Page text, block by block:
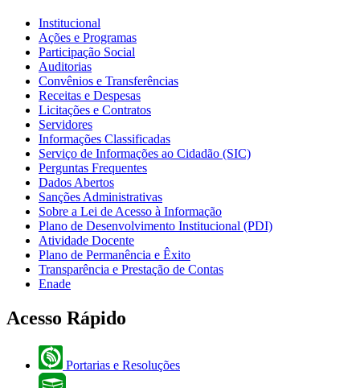
Institucional
Ações e Programas
Participação Social
Auditorias
Convênios e Transferências
Receitas e Despesas
Licitações e Contratos
Servidores
Informações Classificadas
Serviço de Informações ao Cidadão (SIC)
Perguntas Frequentes
Dados Abertos
Sanções Administrativas
Sobre a Lei de Acesso à Informação
Plano de Desenvolvimento Institucional (PDI)
Atividade Docente
Plano de Permanência e Êxito
Transparência e Prestação de Contas
Enade
Acesso Rápido
Portarias e Resoluções